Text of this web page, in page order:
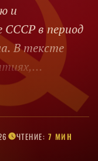
и
СССР в период
В тексте
населении,
технических
ЧТЕНИЕ: 7 МИН